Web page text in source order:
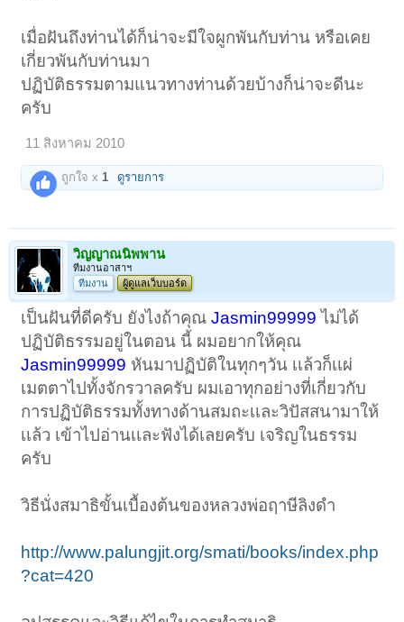
เมื่อฝันถึงท่านได้ก็น่าจะมีใจผูกพันกับท่าน หรือเคย
เกี่ยวพันกับท่านมา
ปฏิบัติธรรมตามแนวทางท่านด้วยบ้างก็น่าจะดีนะ
ครับ
11 สิงหาคม 2010
ถูกใจ x 1 ดูรายการ
วิญญาณนิพพาน
ทีมงานอาสาฯ
ทีมงาน
ผู้ดูแลเว็บบอร์ด
เป็นฝันที่ดีครับ ยังไงถ้าคุณJasmin99999 ไม่ได้
ปฏิบัติธรรมอยู่ในตอน นี้ ผมอยากให้คุณ
Jasmin99999 หันมาปฏิบัติในทุกๆวัน เเล้วก็เเผ่
เมตตาไปทั้งจักรวาลครับ ผมเอาทุกอย่างที่เกี่ยวกับ
การปฏิบัติธรรมทั้งทางด้านสมถะเเละวิปัสสนามาให้
เเล้ว เข้าไปอ่านเเละฟังได้เลยครับ เจริญในธรรม
ครับ
วิธีนั่งสมาธิขั้นเบื้องต้นของหลวงพ่อฤาษีลิงดํา
http://www.palungjit.org/smati/books/index.php
?cat=420